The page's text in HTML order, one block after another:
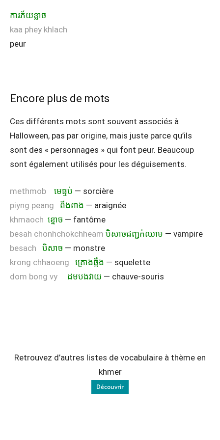
ការភ័យខ្លាច
kaa phey khlach
peur
Encore plus de mots
Ces différents mots sont souvent associés à
Halloween, pas par origine, mais juste parce qu’ils
sont des « personnages » qui font peur. Beaucoup
sont également utilisés pour les déguisements.
methmob មេធ្មប់ — sorcière
piyng peang
ពីងពាង — araignée
khmaoch ខ្មោច — fantôme
besah chonhchokchheam បិសាចជញ្ជក់ឈាម — vampire
besach
បិសាច — monstre
krong chhaoeng
គ្រោងឆ្អឹង — squelette
dom bong vy
ដមបងវាយ — chauve-souris
Retrouvez d’autres listes de vocabulaire à thème en
khmer
Découvrir